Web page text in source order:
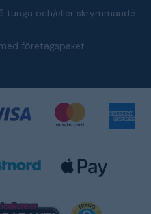
tunga och/eller skrymmande
företagspaket